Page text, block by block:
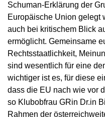
Schuman-Erklärung der
Europäische Union gelegt
auch bei kritischem Blick
ermöglicht. Gemeinsame
Rechtsstaatlichkeit,
sind wesentlich für eine
wichtiger ist es, für diese
dass die EU nach wie vor
so Klubobfrau GRin Dr.in
Rahmen der